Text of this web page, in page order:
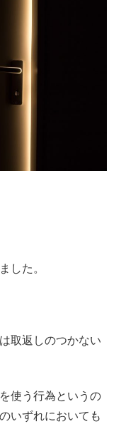
した。
取返しのつかない
使う行為というの
いずれにおいても